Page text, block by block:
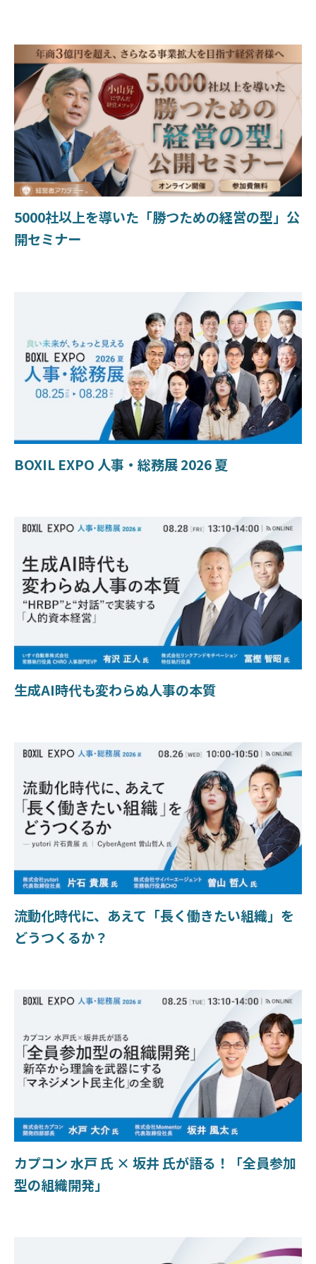
5000社以上を導いた「勝つための経営の型」公
開セミナー
BOXIL EXPO 人事・総務展 2026 夏
生成AI時代も変わらぬ人事の本質
流動化時代に、あえて「長く働きたい組織」を
どうつくるか？
カプコン 水戸 氏 × 坂井 氏が語る！「全員参加
型の組織開発」